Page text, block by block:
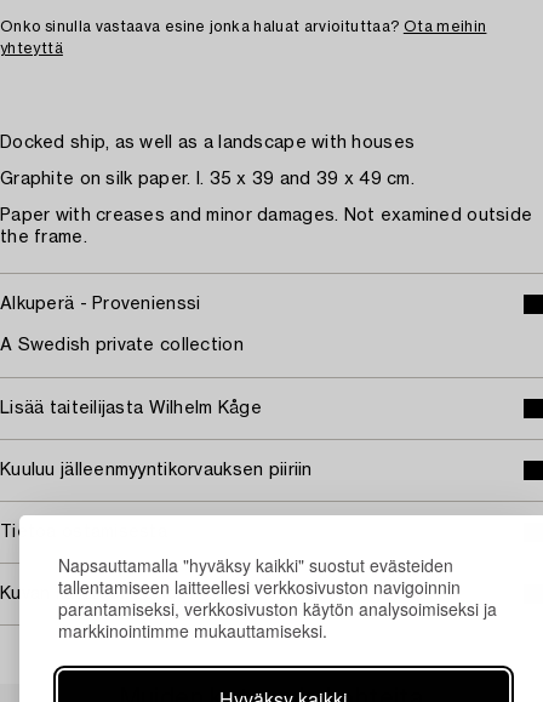
Napsauttamalla "hyväksy kaikki" suostut evästeiden
tallentamiseen laitteellesi verkkosivuston navigoinnin
parantamiseksi, verkkosivuston käytön analysoimiseksi ja
markkinointimme mukauttamiseksi.
Onko sinulla vastaava esine jonka haluat arvioituttaa? Ota meihin
yhteyttä
Docked ship, as well as a landscape with houses
Graphite on silk paper. I. 35 x 39 and 39 x 49 cm.
Paper with creases and minor damages. Not examined outside
the frame.
Alkuperä - Provenienssi
A Swedish private collection
Lisää taiteilijasta Wilhelm Kåge
Kuuluu jälleenmyyntikorvauksen piiriin
Tietoa ostamisesta
Kuvan käyttöoikeudet